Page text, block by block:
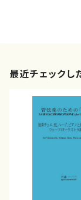
最近チェックし